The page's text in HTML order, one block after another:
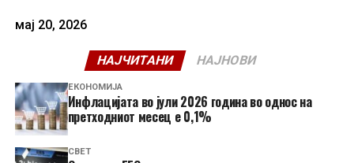
мај 20, 2026
НАЈЧИТАНИ НАЈНОВИ
ЕКОНОМИЈА
Инфлацијата во јули 2026 година во однос на
претходниот месец е 0,1%
СВЕТ